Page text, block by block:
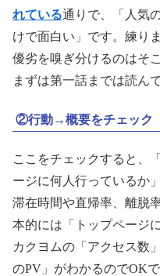
れている通りで、「人気
けで面白い」です。練り
優劣を嗅ぎ分けるのはそ
まずは第一話までは読ん
②行動→概要をチェック
ここをチェックすると、
ージに何人行っているか
滞在時間や直帰率、離脱
本的には「トップページ
カクヨムの「アクセス数
のPV」がわかるのでOKで